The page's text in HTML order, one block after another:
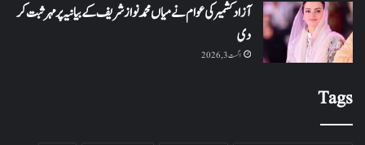
آزاد کشمیر کی عوام نے میاں محمد نواز شریف کے بیانیہ پر مہر ثبت کر
دی
اگست 3, 2026
Tags